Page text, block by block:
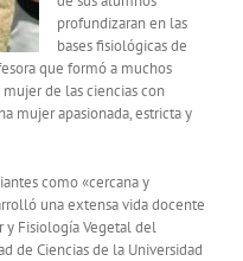
profundizaran en las
bases fisiológicas de
que formó a muchos
de las ciencias con
mujer apasionada, estricta y
como «cercana y
una extensa vida docente
Fisiología Vegetal del
de Ciencias de la Universidad